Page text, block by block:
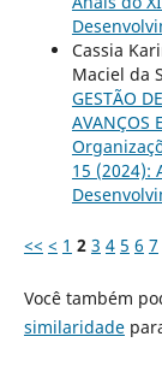
Cassia
Maciel da
GESTÃO
AVANÇOS
15 (2024):
<< < 1 2 3 4 5 6 7
Você também
similaridade